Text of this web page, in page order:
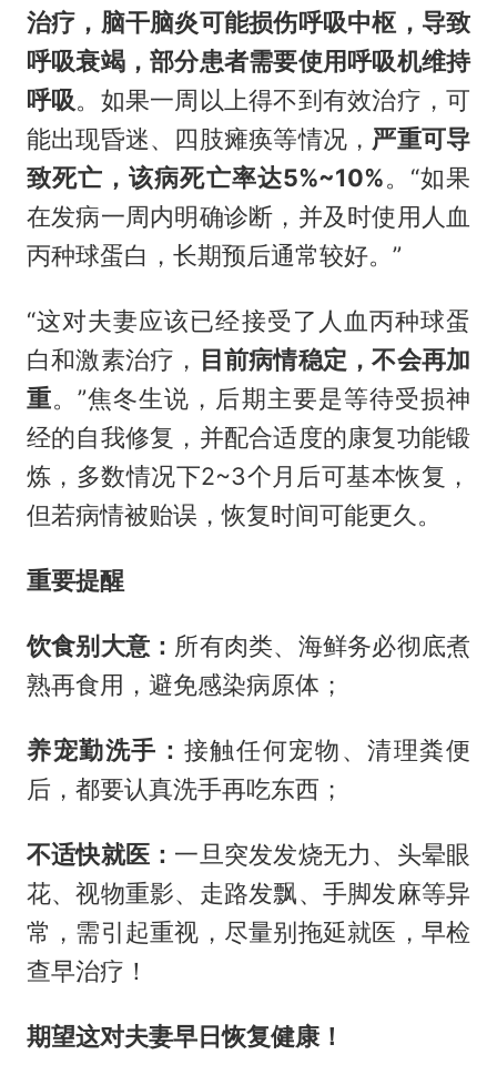
治疗，脑干脑炎可能损伤呼吸中枢，导致
呼吸衰竭，部分患者需要使用呼吸机维持
呼吸。如果一周以上得不到有效治疗，可
能出现昏迷、四肢瘫痪等情况， 严重可导
致死亡，该病死亡率达5%~10%。“如果
在发病一周内明确诊断，并及时使用人血
丙种球蛋白，长期预后通常较好。”
“这对夫妻应该已经接受了人血丙种球蛋
白和激素治疗， 目前病情稳定，不会再加
重。”焦冬生说，后期主要是等待受损神
经的自我修复，并配合适度的康复功能锻
炼，多数情况下2~3个月后可基本恢复，
但若病情被贻误，恢复时间可能更久。
重要提醒
饮食别大意 ： 所有肉类、海鲜务必彻底煮
熟再食用，避免感染病原体；
养宠勤洗手 ： 接触任何宠物、清理粪便
后，都要认真洗手再吃东西；
不适快就医 ： 一旦突发发烧无力、头晕眼
花、视物重影、走路发飘、手脚发麻等异
常，需引起重视，尽量别拖延就医，早检
查早治疗！
期望这对夫妻早日恢复健康！